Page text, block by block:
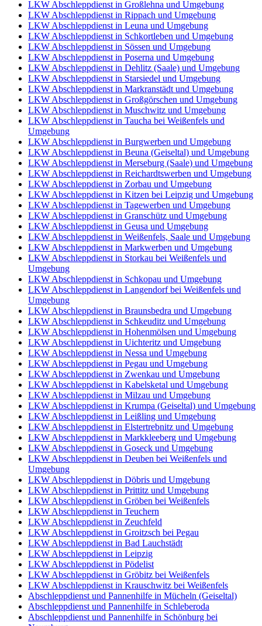
LKW Abschleppdienst in Großlehna und Umgebung
LKW Abschleppdienst in Rippach und Umgebung
LKW Abschleppdienst in Leuna und Umgebung
LKW Abschleppdienst in Schkortleben und Umgebung
LKW Abschleppdienst in Sössen und Umgebung
LKW Abschleppdienst in Poserna und Umgebung
LKW Abschleppdienst in Dehlitz (Saale) und Umgebung
LKW Abschleppdienst in Starsiedel und Umgebung
LKW Abschleppdienst in Markranstädt und Umgebung
LKW Abschleppdienst in Großgörschen und Umgebung
LKW Abschleppdienst in Muschwitz und Umgebung
LKW Abschleppdienst in Taucha bei Weißenfels und
Umgebung
LKW Abschleppdienst in Burgwerben und Umgebung
LKW Abschleppdienst in Beuna (Geiseltal) und Umgebung
LKW Abschleppdienst in Merseburg (Saale) und Umgebung
LKW Abschleppdienst in Reichardtswerben und Umgebung
LKW Abschleppdienst in Zorbau und Umgebung
LKW Abschleppdienst in Kitzen bei Leipzig und Umgebung
LKW Abschleppdienst in Tagewerben und Umgebung
LKW Abschleppdienst in Granschütz und Umgebung
LKW Abschleppdienst in Geusa und Umgebung
LKW Abschleppdienst in Weißenfels, Saale und Umgebung
LKW Abschleppdienst in Markwerben und Umgebung
LKW Abschleppdienst in Storkau bei Weißenfels und
Umgebung
LKW Abschleppdienst in Schkopau und Umgebung
LKW Abschleppdienst in Langendorf bei Weißenfels und
Umgebung
LKW Abschleppdienst in Braunsbedra und Umgebung
LKW Abschleppdienst in Schkeuditz und Umgebung
LKW Abschleppdienst in Hohenmölsen und Umgebung
LKW Abschleppdienst in Uichteritz und Umgebung
LKW Abschleppdienst in Nessa und Umgebung
LKW Abschleppdienst in Pegau und Umgebung
LKW Abschleppdienst in Zwenkau und Umgebung
LKW Abschleppdienst in Kabelsketal und Umgebung
LKW Abschleppdienst in Milzau und Umgebung
LKW Abschleppdienst in Krumpa (Geiseltal) und Umgebung
LKW Abschleppdienst in Leißling und Umgebung
LKW Abschleppdienst in Elstertrebnitz und Umgebung
LKW Abschleppdienst in Markkleeberg und Umgebung
LKW Abschleppdienst in Goseck und Umgebung
LKW Abschleppdienst in Deuben bei Weißenfels und
Umgebung
LKW Abschleppdienst in Döbris und Umgebung
LKW Abschleppdienst in Prittitz und Umgebung
LKW Abschleppdienst in Gröben bei Weißenfels
LKW Abschleppdienst in Teuchern
LKW Abschleppdienst in Zeuchfeld
LKW Abschleppdienst in Groitzsch bei Pegau
LKW Abschleppdienst in Bad Lauchstädt
LKW Abschleppdienst in Leipzig
LKW Abschleppdienst in Pödelist
LKW Abschleppdienst in Gröbitz bei Weißenfels
LKW Abschleppdienst in Krauschwitz bei Weißenfels
Abschleppdienst und Pannenhilfe in Mücheln (Geiseltal)
Abschleppdienst und Pannenhilfe in Schleberoda
Abschleppdienst und Pannenhilfe in Schönburg bei